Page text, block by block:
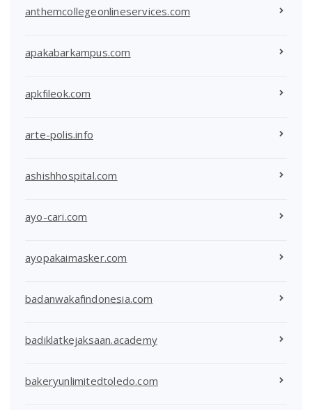
anthemcollegeonlineservices.com
apakabarkampus.com
apkfileok.com
arte-polis.info
ashishhospital.com
ayo-cari.com
ayopakaimasker.com
badanwakafindonesia.com
badiklatkejaksaan.academy
bakeryunlimitedtoledo.com